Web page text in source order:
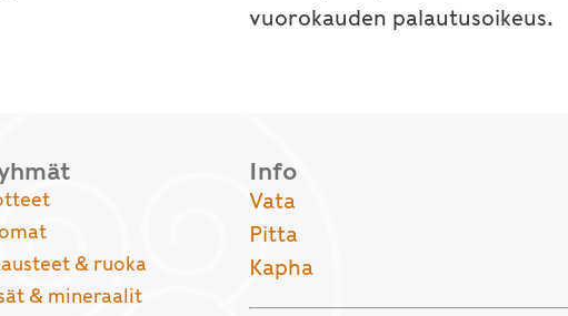
vuorokauden palautusoikeus.
& ruoka
& mineraalit
Info
Vata
Pitta
Kapha